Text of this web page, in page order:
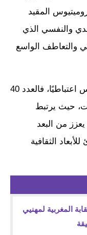
المقيد
والنفسي الذي
والتعاطف الواسع
كما أن تقسيم الرواية إلى 40 فصلًا ليس اعتباطيًا، فالعدد 40
حيث يرتبط
من البعد
الثقافية
المغربية لمهنيي